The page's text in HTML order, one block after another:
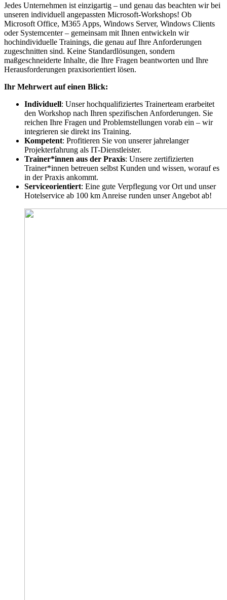
Jedes Unternehmen ist einzigartig – und genau das beachten wir bei
unseren individuell angepassten Microsoft-Workshops! Ob
Microsoft Office, M365 Apps, Windows Server, Windows Clients
oder Systemcenter – gemeinsam mit Ihnen entwickeln wir
hochindividuelle Trainings, die genau auf Ihre Anforderungen
zugeschnitten sind. Keine Standardlösungen, sondern
maßgeschneiderte Inhalte, die Ihre Fragen beantworten und Ihre
Herausforderungen praxisorientiert lösen.
Ihr Mehrwert auf einen Blick:
Individuell: Unser hochqualifiziertes Trainerteam erarbeitet
den Workshop nach Ihren spezifischen Anforderungen. Sie
reichen Ihre Fragen und Problemstellungen vorab ein – wir
integrieren sie direkt ins Training.
Kompetent: Profitieren Sie von unserer jahrelanger
Projekterfahrung als IT-Dienstleister.
Trainer*innen aus der Praxis: Unsere zertifizierten
Trainer*innen betreuen selbst Kunden und wissen, worauf es
in der Praxis ankommt.
Serviceorientiert: Eine gute Verpflegung vor Ort und unser
Hotelservice ab 100 km Anreise runden unser Angebot ab!